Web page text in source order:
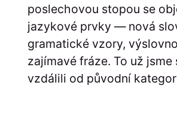
poslechovou stopou se
jazykové prvky — nová
gramatické vzory,
zajímavé fráze. To už jsme
vzdálili od původní